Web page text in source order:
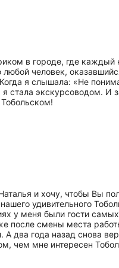
еще раз большое
рассказ: в
календарь" - т.е.
и событий в
четкому
Был бы рад участвовать
показать город
черты данного
здания,
панорамные виды
Наталья любит свой
туристов. Огромное
знакомство с
в городе, где
человек,
я слышала: «Не
я стала экскурсоводом.
и хочу, чтобы Вы
удивительного
у меня были гости
после смены места
два года назад снова
чем мне интересен